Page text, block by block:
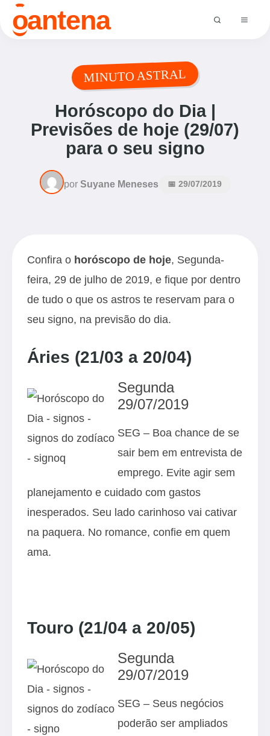
oantena
MINUTO ASTRAL
Horóscopo do Dia |
Previsões de hoje (29/07)
para o seu signo
por Suyane Meneses 📅 29/07/2019
Confira o horóscopo de hoje, Segunda-
feira, 29 de julho de 2019, e fique por dentro
de tudo o que os astros te reservam para o
seu signo, na previsão do dia.
Áries (21/03 a 20/04)
Segunda
29/07/2019
SEG – Boa chance de se
sair bem em entrevista de
emprego. Evite agir sem
planejamento e cuidado com gastos
inesperados. Seu lado carinhoso vai cativar
na paquera. No romance, confie em quem
ama.
Touro (21/04 a 20/05)
Segunda
29/07/2019
SEG – Seus negócios
poderão ser ampliados